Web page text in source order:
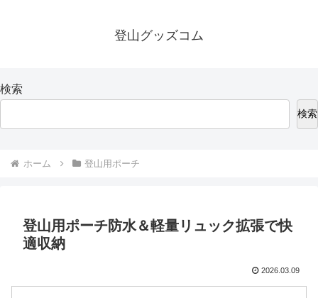
登山グッズコム
検索
検索
ホーム 登山用ポーチ
登山用ポーチ防水＆軽量リュック拡張で快
適収納
2026.03.09